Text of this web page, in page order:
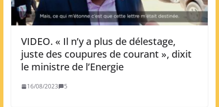
VIDEO. « Il n’y a plus de délestage,
juste des coupures de courant », dixit
le ministre de l’Energie
16/08/2023 5